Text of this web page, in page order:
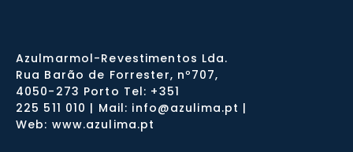
Azulmarmol-Revestimentos Lda.
Rua Barão de Forrester, nº707,
4050-273 Porto Tel: +351
225 511 010 | Mail: info@azulima.pt |
Web: www.azulima.pt